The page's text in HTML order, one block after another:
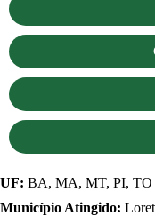
UF: BA, MA, MT, PI, TO
Município Atingido: